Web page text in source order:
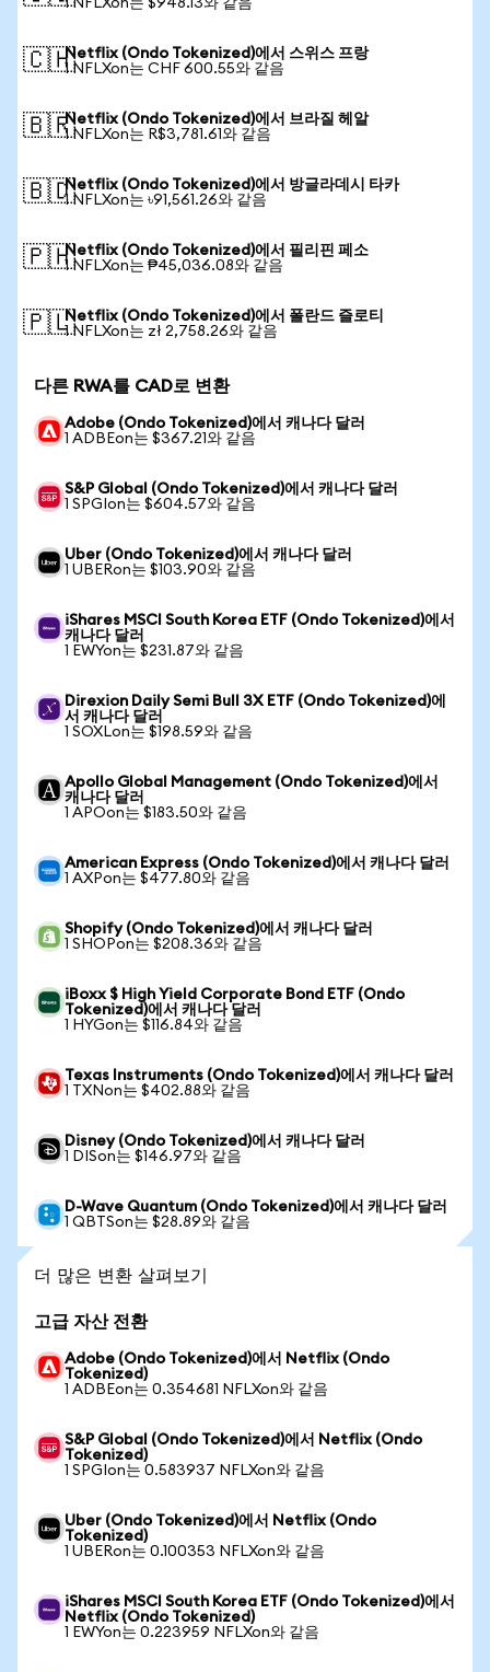
1 NFLXon는 $948.13와 같음
🇨🇭Netflix (Ondo Tokenized)에서 스위스 프랑
1 NFLXon는 CHF 600.55와 같음
🇧🇷Netflix (Ondo Tokenized)에서 브라질 헤알
1 NFLXon는 R$3,781.61와 같음
🇧🇩Netflix (Ondo Tokenized)에서 방글라데시 타카
1 NFLXon는 ৳91,561.26와 같음
🇵🇭Netflix (Ondo Tokenized)에서 필리핀 페소
1 NFLXon는 ₱45,036.08와 같음
🇵🇱Netflix (Ondo Tokenized)에서 폴란드 즐로티
1 NFLXon는 zł 2,758.26와 같음
다른 RWA를 CAD로 변환
Adobe (Ondo Tokenized)에서 캐나다 달러
1 ADBEon는 $367.21와 같음
S&P Global (Ondo Tokenized)에서 캐나다 달러
1 SPGIon는 $604.57와 같음
Uber (Ondo Tokenized)에서 캐나다 달러
1 UBERon는 $103.90와 같음
iShares MSCI South Korea ETF (Ondo Tokenized)에서
캐나다 달러
1 EWYon는 $231.87와 같음
Direxion Daily Semi Bull 3X ETF (Ondo Tokenized)에
서 캐나다 달러
1 SOXLon는 $198.59와 같음
Apollo Global Management (Ondo Tokenized)에서
캐나다 달러
1 APOon는 $183.50와 같음
American Express (Ondo Tokenized)에서 캐나다 달러
1 AXPon는 $477.80와 같음
Shopify (Ondo Tokenized)에서 캐나다 달러
1 SHOPon는 $208.36와 같음
iBoxx $ High Yield Corporate Bond ETF (Ondo
Tokenized)에서 캐나다 달러
1 HYGon는 $116.84와 같음
Texas Instruments (Ondo Tokenized)에서 캐나다 달러
1 TXNon는 $402.88와 같음
Disney (Ondo Tokenized)에서 캐나다 달러
1 DISon는 $146.97와 같음
D-Wave Quantum (Ondo Tokenized)에서 캐나다 달러
1 QBTSon는 $28.89와 같음
더 많은 변환 살펴보기
고급 자산 전환
Adobe (Ondo Tokenized)에서 Netflix (Ondo
Tokenized)
1 ADBEon는 0.354681 NFLXon와 같음
S&P Global (Ondo Tokenized)에서 Netflix (Ondo
Tokenized)
1 SPGIon는 0.583937 NFLXon와 같음
Uber (Ondo Tokenized)에서 Netflix (Ondo
Tokenized)
1 UBERon는 0.100353 NFLXon와 같음
iShares MSCI South Korea ETF (Ondo Tokenized)에서
Netflix (Ondo Tokenized)
1 EWYon는 0.223959 NFLXon와 같음